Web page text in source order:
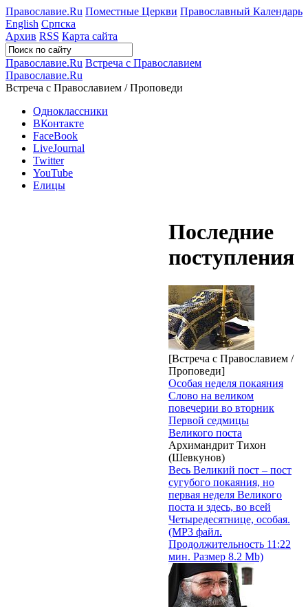
Православие.Ru Поместные Церкви Православный Календарь
English Српска
Архив RSS Карта сайта
Православие.Ru Встреча с Православием
Православие.Ru
Встреча с Православием / Проповеди
Одноклассники
ВКонтакте
FaceBook
LiveJournal
Twitter
YouTube
Елицы
Последние
поступления
[Встреча с Православием /
Проповеди]
Особая неделя покаяния
Слово на великом
повечерии во вторник
Первой седмицы
Великого поста
Архимандрит Тихон
(Шевкунов)
Весь Великий пост – пост
сугубого покаяния, но
первая неделя Великого
поста и здесь, во всей
Четыредесятнице, особая.
(MP3 файл.
Продолжительность 11:22
мин. Размер 8.2 Mb)